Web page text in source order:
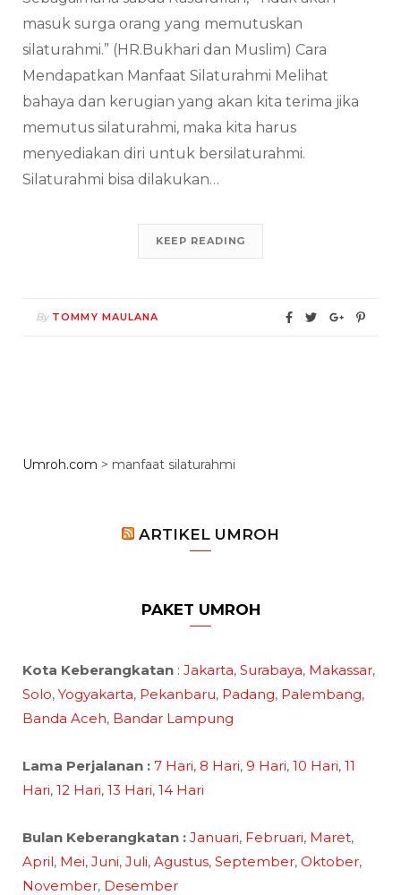
masuk surga orang yang memutuskan
silaturahmi.” (HR.Bukhari dan Muslim) Cara
Mendapatkan Manfaat Silaturahmi Melihat
bahaya dan kerugian yang akan kita terima jika
memutus silaturahmi, maka kita harus
menyediakan diri untuk bersilaturahmi.
Silaturahmi bisa dilakukan…
KEEP READING
By TOMMY MAULANA
Umroh.com > manfaat silaturahmi
ARTIKEL UMROH
PAKET UMROH
Kota Keberangkatan : Jakarta, Surabaya, Makassar,
Solo, Yogyakarta, Pekanbaru, Padang, Palembang,
Banda Aceh, Bandar Lampung
Lama Perjalanan : 7 Hari, 8 Hari, 9 Hari, 10 Hari, 11
Hari, 12 Hari, 13 Hari, 14 Hari
Bulan Keberangkatan : Januari, Februari, Maret,
April, Mei, Juni, Juli, Agustus, September, Oktober,
November, Desember